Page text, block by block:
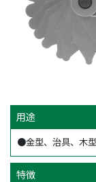
用途
●金型、治具、木
特徴